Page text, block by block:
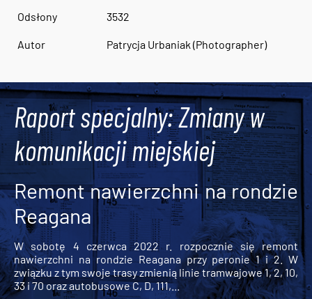
Odsłony 3532
Autor Patrycja Urbaniak (Photographer)
Raport specjalny: Zmiany w
komunikacji miejskiej
Remont nawierzchni na rondzie
Reagana
W sobotę 4 czerwca 2022 r. rozpocznie się remont
nawierzchni na rondzie Reagana przy peronie 1 i 2. W
związku z tym swoje trasy zmienią linie tramwajowe 1, 2, 10,
33 i 70 oraz autobusowe C, D, 111,...